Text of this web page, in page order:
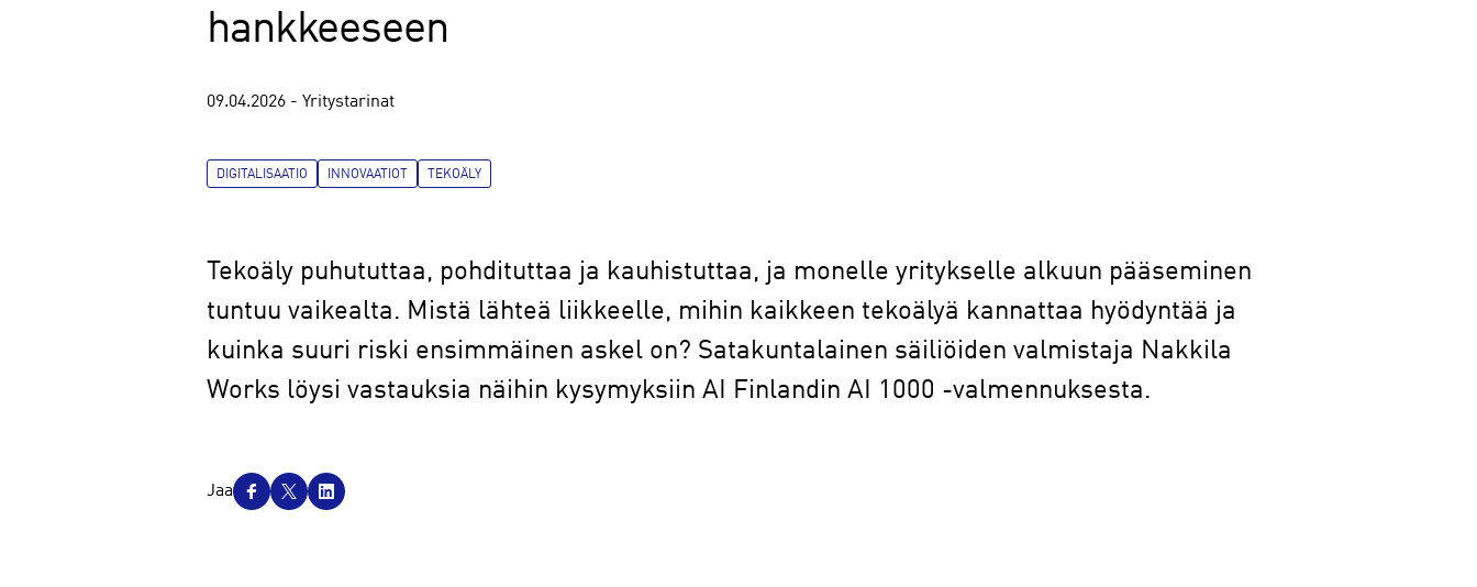
hankkeeseen
09.04.2026 - Yritystarinat
DIGITALISAATIO INNOVAATIOT TEKOÄLY
Tekoäly puhututtaa, pohdituttaa ja kauhistuttaa, ja monelle yritykselle alkuun pääseminen
tuntuu vaikealta. Mistä lähteä liikkeelle, mihin kaikkeen tekoälyä kannattaa hyödyntää ja
kuinka suuri riski ensimmäinen askel on? Satakuntalainen säiliöiden valmistaja Nakkila
Works löysi vastauksia näihin kysymyksiin AI Finlandin AI 1000 -valmennuksesta.
J
Jaa